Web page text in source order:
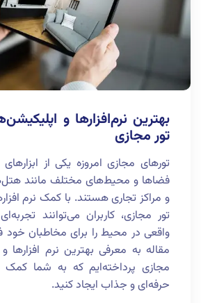
بهترین نرم‌افزارها و
تور مجازی
تورهای مجازی امروزه یکی از
فضاها و محیط‌های مختلف مانند
و مراکز تجاری هستند. با کمک نرم
تور مجازی، کاربران می‌توانند
واقعی در محیط را برای مخاطبان خود
مقاله به معرفی بهترین نرم افزارها
مجازی پرداخته‌ایم که به شما کمک
حرفه‌ای و جذاب ایجاد کنید.